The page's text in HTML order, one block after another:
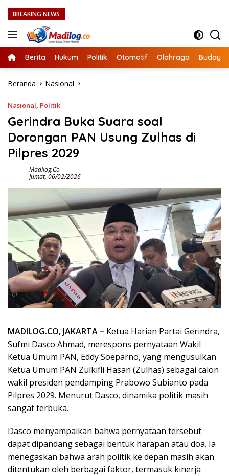
BREAKING NEWS
Berita Hukum Politik Otomotif Olahraga Budaya
Beranda Nasional
Nasional, Politik
Gerindra Buka Suara soal
Dorongan PAN Usung Zulhas di
Pilpres 2029
Madilog.co
Jumat, 06/02/2026
MADILOG.CO, JAKARTA – Ketua Harian Partai Gerindra,
Sufmi Dasco Ahmad, merespons pernyataan Wakil
Ketua Umum PAN, Eddy Soeparno, yang mengusulkan
Ketua Umum PAN Zulkifli Hasan (Zulhas) sebagai calon
wakil presiden pendamping Prabowo Subianto pada
Pilpres 2029. Menurut Dasco, dinamika politik masih
sangat terbuka.
Dasco menyampaikan bahwa pernyataan tersebut
dapat dipandang sebagai bentuk harapan atau doa. Ia
menegaskan bahwa arah politik ke depan masih akan
ditentukan oleh berbagai faktor, termasuk kinerja